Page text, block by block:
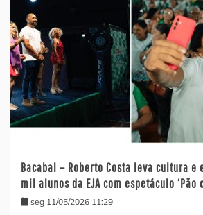
Bacabal – Roberto Costa leva cultura e
mil alunos da EJA com espetáculo ‘Pão
seg 11/05/2026 11:29